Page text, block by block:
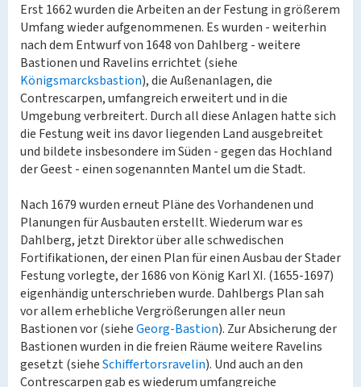
Erst 1662 wurden die Arbeiten an der Festung in größerem
Umfang wieder aufgenommenen. Es wurden - weiterhin
nach dem Entwurf von 1648 von Dahlberg - weitere
Bastionen und Ravelins errichtet (siehe
Königsmarcksbastion), die Außenanlagen, die
Contrescarpen, umfangreich erweitert und in die
Umgebung verbreitert. Durch all diese Anlagen hatte sich
die Festung weit ins davor liegenden Land ausgebreitet
und bildete insbesondere im Süden - gegen das Hochland
der Geest - einen sogenannten Mantel um die Stadt.
Nach 1679 wurden erneut Pläne des Vorhandenen und
Planungen für Ausbauten erstellt. Wiederum war es
Dahlberg, jetzt Direktor über alle schwedischen
Fortifikationen, der einen Plan für einen Ausbau der Stader
Festung vorlegte, der 1686 von König Karl XI. (1655-1697)
eigenhändig unterschrieben wurde. Dahlbergs Plan sah
vor allem erhebliche Vergrößerungen aller neun
Bastionen vor (sieheGeorg-Bastion). Zur Absicherung der
Bastionen wurden in die freien Räume weitere Ravelins
gesetzt (sieheSchiffertorsravelin). Und auch an den
Contrescarpen gab es wiederum umfangreiche